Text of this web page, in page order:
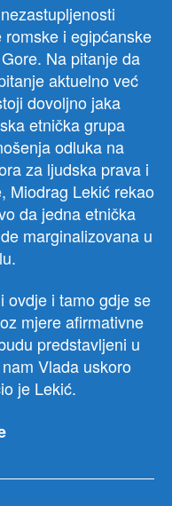
i egipćanske
Na pitanje da
aktuelno već
dovoljno jaka
etnička grupa
odluka na
za ljudska prava i
Miodrag Lekić rekao
da jedna etnička
marginalizovana u
ovdje i tamo gdje se
mjere afirmativne
predstavljeni u
Vlada uskoro
je Lekić.